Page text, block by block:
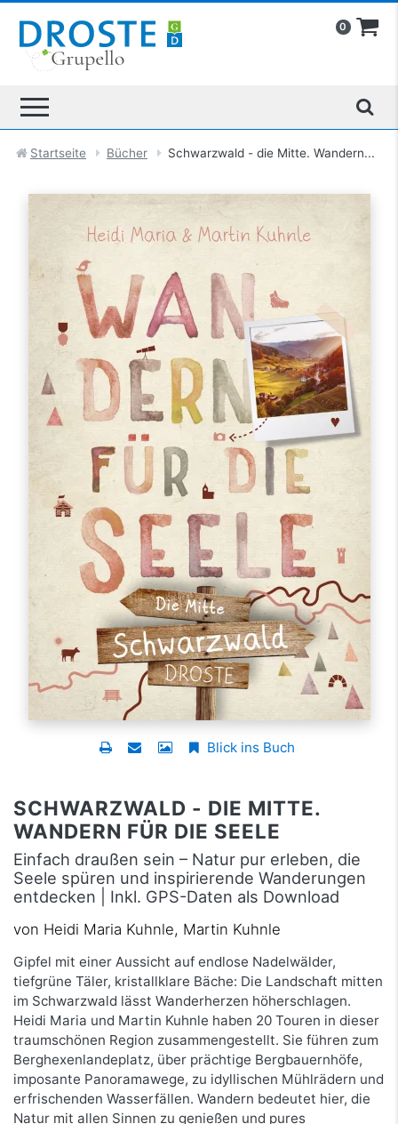
0
Startseite Bücher Schwarzwald - die Mitte. Wandern...
Blick ins Buch
SCHWARZWALD - DIE MITTE.
WANDERN FÜR DIE SEELE
Einfach draußen sein – Natur pur erleben, die
Seele spüren und inspirierende Wanderungen
entdecken | Inkl. GPS-Daten als Download
von Heidi Maria Kuhnle, Martin Kuhnle
Gipfel mit einer Aussicht auf endlose Nadelwälder,
tiefgrüne Täler, kristallklare Bäche: Die Landschaft mitten
im Schwarzwald lässt Wanderherzen höherschlagen.
Heidi Maria und Martin Kuhnle haben 20 Touren in dieser
traumschönen Region zusammengestellt. Sie führen zum
Berghexenlandeplatz, über prächtige Bergbauernhöfe,
imposante Panoramawege, zu idyllischen Mühlrädern und
erfrischenden Wasserfällen. Wandern bedeutet hier, die
Natur mit allen Sinnen zu genießen und pures